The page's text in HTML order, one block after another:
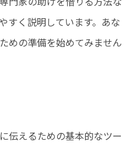
すく説明しています。あな
めの準備を始めてみません
伝えるための基本的なツー